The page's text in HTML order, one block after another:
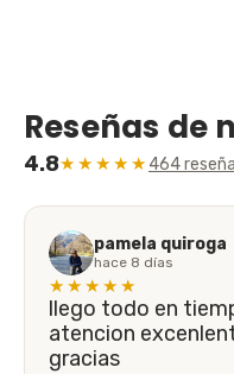
Reseñas de
4.8★★★★★ 464
pamela quiroga
hace 8 días
★★★★★
llego todo en
atencion
gracias